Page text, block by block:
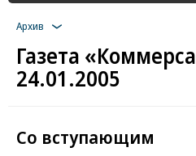
Архив
Газета
24.01.2005
Со вступающим